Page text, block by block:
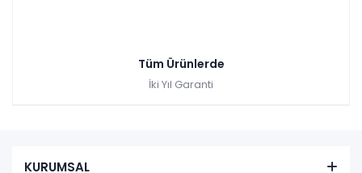
Tüm Ürünlerde
İki Yıl Garanti
KURUMSAL